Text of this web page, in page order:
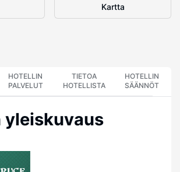
Kartta
HOTELLIN
PALVELUT
TIETOA
HOTELLISTA
HOTELLIN
SÄÄNNÖT
yleiskuvaus